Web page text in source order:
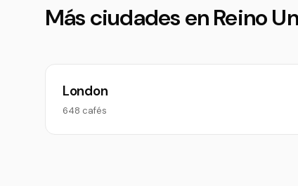
Más ciudades en Reino
London
648 cafés